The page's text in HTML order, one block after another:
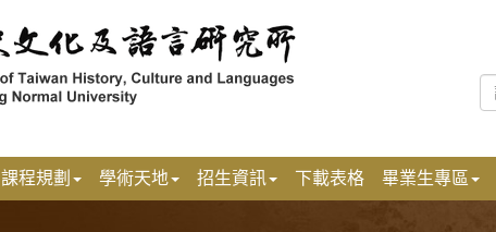
課程規劃 學術天地 招生資訊 下載表格 畢業生專區